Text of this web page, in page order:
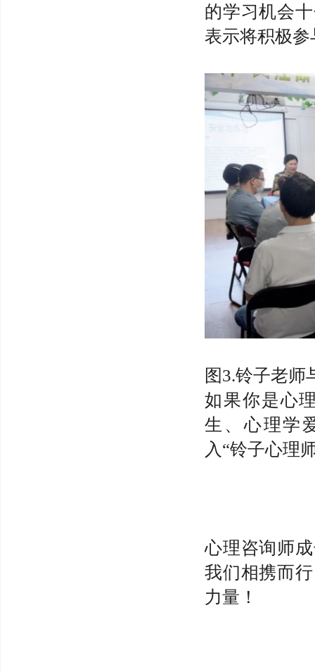
的学习机会
表示将积极
图3.铃子老师
如果你是心
生、心理学
入“铃子心理
心理咨询师
我们相携而
力量！